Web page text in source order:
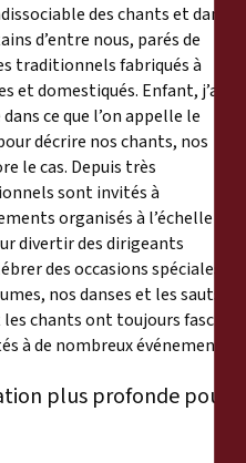
des chants et danses
d’entre nous, parés de
traditionnels fabriqués à
et domestiqués. Enfant, j’ai
ce que l’on appelle le
décrire nos chants, nos
le cas. Depuis très
sont invités à
organisés à l’échelle
divertir des dirigeants
des occasions spéciales.
nos danses et les sauts
chants ont toujours fasciné,
à de nombreux événements.
plus profonde pour